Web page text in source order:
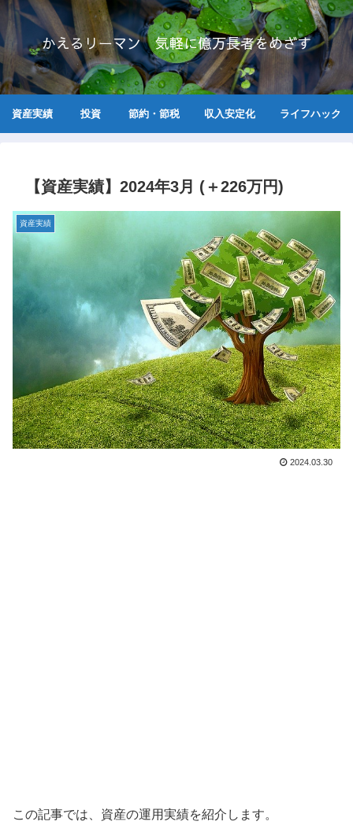
かえるリーマン 気軽に億万長者をめざす
資産実績 投資 節約・節税 収入安定化 ライフハック
【資産実績】2024年3月 (＋226万円)
資産実績
2024.03.30
この記事では、資産の運用実績を紹介します。